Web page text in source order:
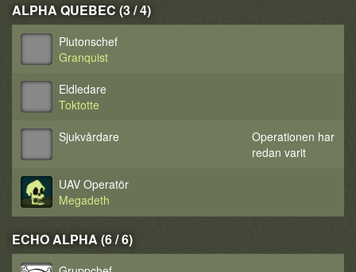
ALPHA QUEBEC (3 / 4)
Plutonschef
Granquist
Eldledare
Toktotte
Sjukvårdare
Operationen har
redan varit
UAV Operatör
Megadeth
ECHO ALPHA (6 / 6)